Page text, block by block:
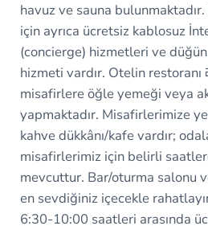
havuz ve sauna
için ayrıca ücretsiz kablosuz
(concierge) hizmetleri ve
hizmeti vardır. Otelin
misafirlere öğle yemeği veya
yapmaktadır. Misafirlerimize
kahve dükkânı/kafe vardır;
misafirlerimiz için belirli
mevcuttur. Bar/oturma salonu
en sevdiğiniz içecekle
6:30-10:00 saatleri arasında